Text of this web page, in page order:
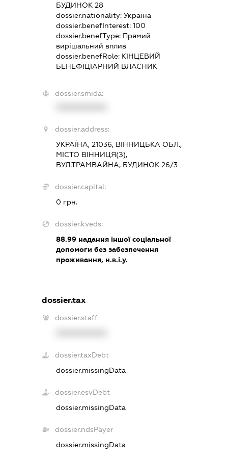
БУДИНОК 28
dossier.nationality:Україна
dossier.benefInterest:100
dossier.benefType: Прямий
вирішальний вплив
dossier.benefRole: КІНЦЕВИЙ
БЕНЕФІЦІАРНИЙ ВЛАСНИК
dossier.smida:
dossier.address:
УКРАЇНА, 21036, ВІННИЦЬКА ОБЛ.,
МІСТО ВІННИЦЯ(З),
ВУЛ.ТРАМВАЙНА, БУДИНОК 26/3
dossier.capital:
0 грн.
dossier.kveds:
88.99 надання іншої соціальної
допомоги без забезпечення
проживання, н.в.і.у.
dossier.tax
dossier.staff
dossier.taxDebt
dossier.missingData
dossier.esvDebt
dossier.missingData
dossier.ndsPayer
dossier.missingData